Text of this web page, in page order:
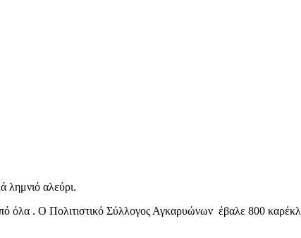
λημνιό αλεύρι.
όλα . Ο Πολιτιστικό Σύλλογος Αγκαρυώνων έβαλε 800